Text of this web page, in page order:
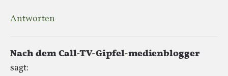
Antworten
Nach dem Call-TV-Gipfel-medienblogger
sagt: